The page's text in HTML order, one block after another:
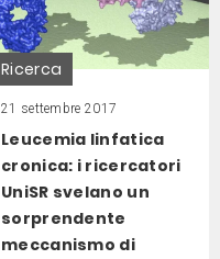
Ricerca
21 settembre 2017
Leucemia linfatica
cronica: i ricercatori
UniSR svelano un
sorprendente
meccanismo di